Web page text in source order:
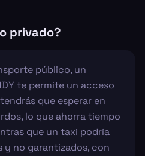
privado?
público, un
te permite un acceso
que esperar en
lo que ahorra tiempo
que un taxi podría
y no garantizados, con